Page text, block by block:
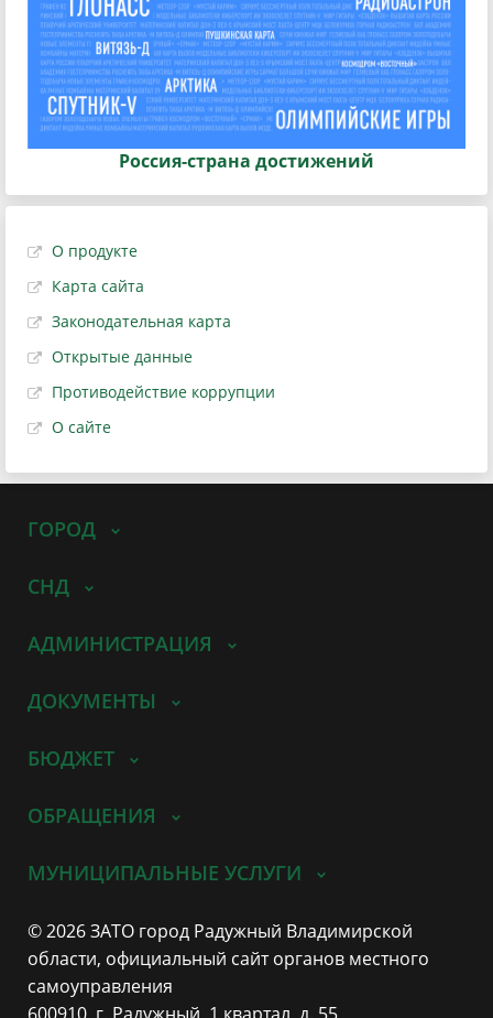
Россия-страна достижений
О продукте
Карта сайта
Законодательная карта
Открытые данные
Противодействие коррупции
О сайте
ГОРОД
СНД
АДМИНИСТРАЦИЯ
ДОКУМЕНТЫ
БЮДЖЕТ
ОБРАЩЕНИЯ
МУНИЦИПАЛЬНЫЕ УСЛУГИ
© 2026 ЗАТО город Радужный Владимирской
области, официальный сайт органов местного
самоуправления